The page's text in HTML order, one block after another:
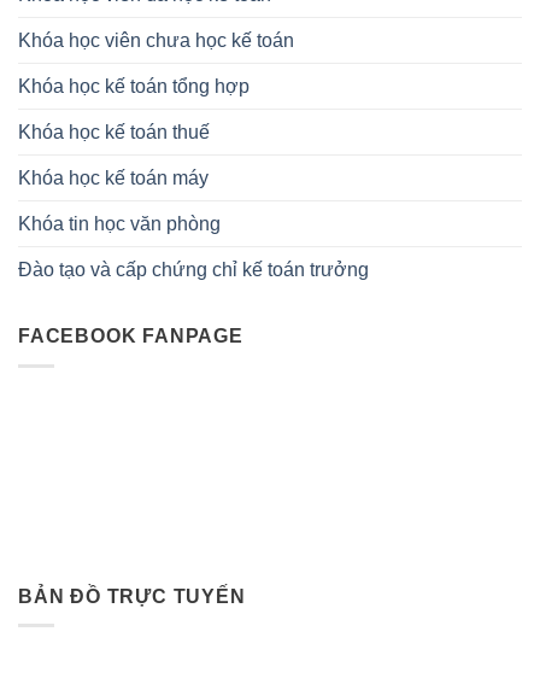
Khóa học viên chưa học kế toán
Khóa học kế toán tổng hợp
Khóa học kế toán thuế
Khóa học kế toán máy
Khóa tin học văn phòng
Đào tạo và cấp chứng chỉ kế toán trưởng
FACEBOOK FANPAGE
BẢN ĐỒ TRỰC TUYẾN